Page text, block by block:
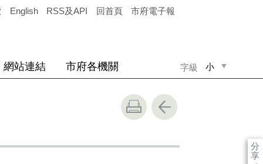
English RSS及API 回首頁 市府電子報
字級 小
網站連結 市府各機關
分
享